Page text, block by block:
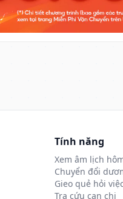
Tính năng
Xem âm lịch
Chuyển đổi
Gieo quẻ hỏi việc
Tra cứu can chi